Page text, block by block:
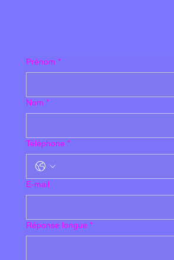
Prénom *
Nom *
Téléphone *
E‑mail
Réponse longue *